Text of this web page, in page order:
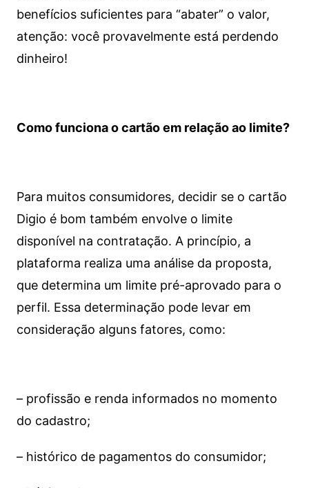
benefícios suficientes para “abater” o valor,
atenção: você provavelmente está perdendo
dinheiro!
Como funciona o cartão em relação ao limite?
Para muitos consumidores, decidir se o cartão
Digio é bom também envolve o limite
disponível na contratação. A princípio, a
plataforma realiza uma análise da proposta,
que determina um limite pré-aprovado para o
perfil. Essa determinação pode levar em
consideração alguns fatores, como:
– profissão e renda informados no momento
do cadastro;
– histórico de pagamentos do consumidor;